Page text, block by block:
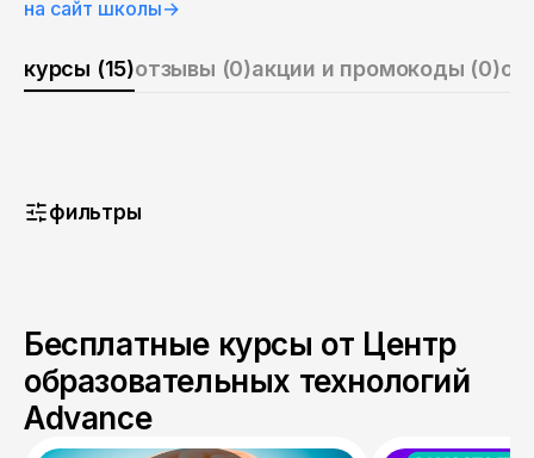
на сайт школы→
курсы (15)отзывы (0)акции и промокоды (0)о
фильтры
Бесплатные курсы от Центр
образовательных технологий
Advance